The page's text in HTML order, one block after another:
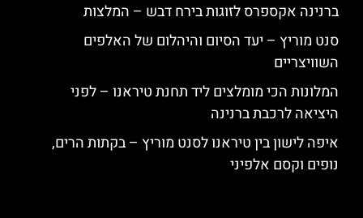
ברנינה אקספרס לזוגות בירח דבש – המלצות
סנט מוריץ – יעד הסיום והיהלום של האלפים
השוויצריים
המלונות הכי מומלצים ליד תחנת טיראנו – לפני
היציאה לרכבת ברנינה
איפה לישון בין טיראנו לסנט מוריץ – בקתות הרים,
נופים וקסם אלפיני